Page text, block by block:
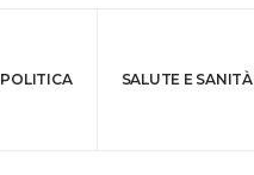
POLITICA SALUTE E SANITÀ